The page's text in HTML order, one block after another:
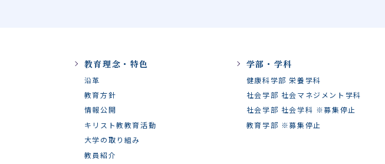
教育理念・特色
沿革
教育方針
情報公開
キリスト教教育活動
大学の取り組み
教員紹介
学部・学科
健康科学部 栄養学科
社会学部 社会マネジメント学科
社会学部 社会学科 ※募集停止
教育学部 ※募集停止